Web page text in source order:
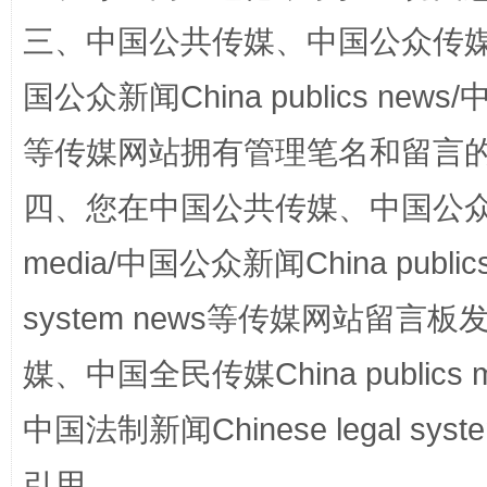
三、中国公共传媒、中国公众传
国公众新闻China publics news/
等传媒网站拥有管理笔名和留言
四、您在中国公共传媒、中国公
media/中国公众新闻China
system news等传媒网站留言板
媒、中国全民传媒China publics
中国法制新闻Chinese legal